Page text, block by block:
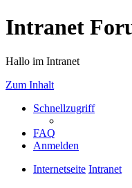
Intranet
Hallo im Intranet
Zum Inhalt
Schnellzugriff
FAQ
Anmelden
Internetseite Intranet